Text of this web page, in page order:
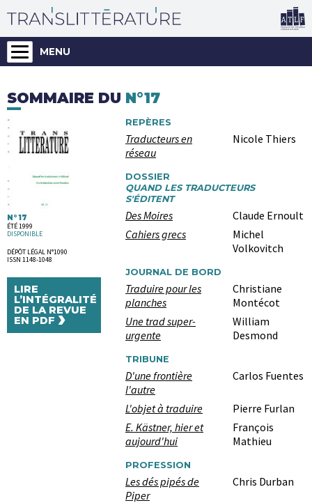
MENU
SOMMAIRE DU N°17
N°17
ÉTÉ 1999
DISPONIBLE
DÉPÔT LÉGAL N°1090
ISSN 1148-1048
LIRE
L’INTÉGRALITÉ
DE LA REVUE
EN PDF ›
REPÈRES
Traducteurs en
réseau
Nicole Thiers
DOSSIER
QUAND LES TRADUCTEURS
S'ÉDITENT
Des Moires
Claude Ernoult
Cahiers grecs
Michel
Volkovitch
JOURNAL DE BORD
Traduire pour les
planches
Christiane
Montécot
Une trad super-
urgente
William
Desmond
TRIBUNE
D'une frontière
l'autre
Carlos Fuentes
L'objet à traduire
Pierre Furlan
E. Kästner, hier et
aujourd'hui
François
Mathieu
PROFESSION
Les dés pipés de
Piper
Chris Durban